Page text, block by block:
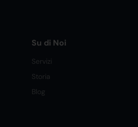
Su di Noi
Servizi
Storia
Blog